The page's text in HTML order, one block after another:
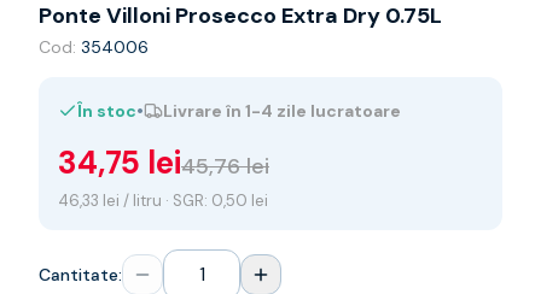
Franta
Spania
Australia
Noua Zeelanda
Sampanie
Ponte Villoni Prosecco Extra Dry 0.75L
Cod: 354006
În stoc• Livrare în 1-4 zile lucratoare
34,75 lei45,76 lei
46,33 lei / litru · SGR: 0,50 lei
Cantitate: